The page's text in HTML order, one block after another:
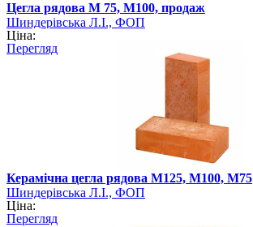
Цегла рядова М 75, М100, продаж
Шиндерівська Л.І., ФОП
Ціна:
Перегляд
Керамічна цегла рядова М125, М100, М75
Шиндерівська Л.І., ФОП
Ціна:
Перегляд